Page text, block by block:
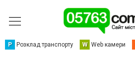
Р Розклад транспорту W Web камери